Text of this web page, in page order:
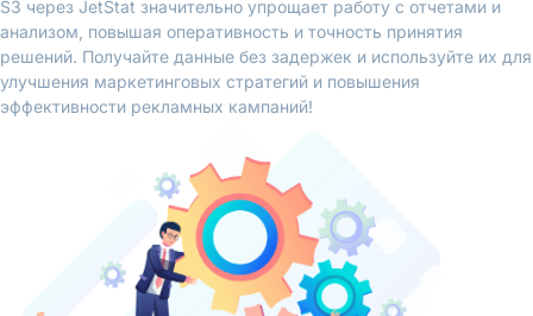
S3 через JetStat значительно упрощает работу с отчетами и
анализом, повышая оперативность и точность принятия
решений. Получайте данные без задержек и используйте их для
улучшения маркетинговых стратегий и повышения
эффективности рекламных кампаний!